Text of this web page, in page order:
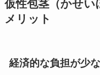
仮性包茎（かせ
メリット
経済的な負担が少